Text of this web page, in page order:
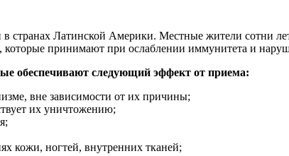
странах Латинской Америки. Местные жители сотни
принимают при ослаблении иммунитета и
обеспечивают следующий эффект от приема:
вне зависимости от их причины;
их уничтожению;
кожи, ногтей, внутренних тканей;